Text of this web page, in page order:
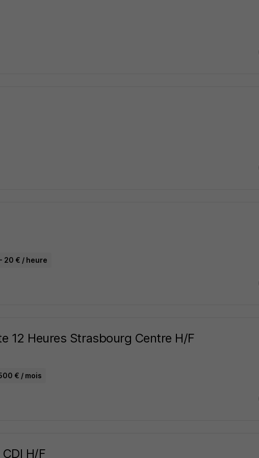
20 € / heure
12 Heures Strasbourg Centre H/F
€ / mois
H/F